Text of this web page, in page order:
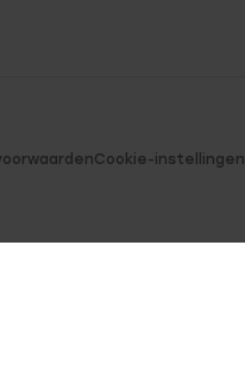
Cookie-instellingen